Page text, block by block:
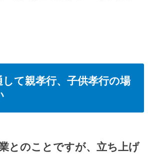
て親孝行、子供孝行の場
とのことですが、立ち上げ